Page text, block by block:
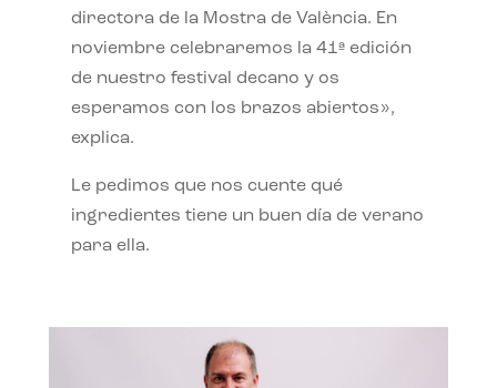
directora de la Mostra de València. En
noviembre celebraremos la 41ª edición
de nuestro festival decano y os
esperamos con los brazos abiertos»,
explica.
Le pedimos que nos cuente qué
ingredientes tiene un buen día de verano
para ella.